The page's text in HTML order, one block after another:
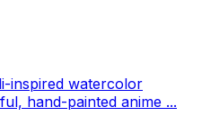
inspired watercolor
hand-painted anime ...